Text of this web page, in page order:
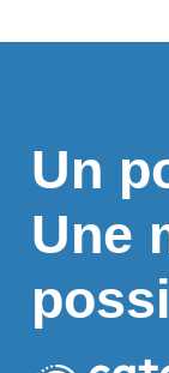
Un
Une